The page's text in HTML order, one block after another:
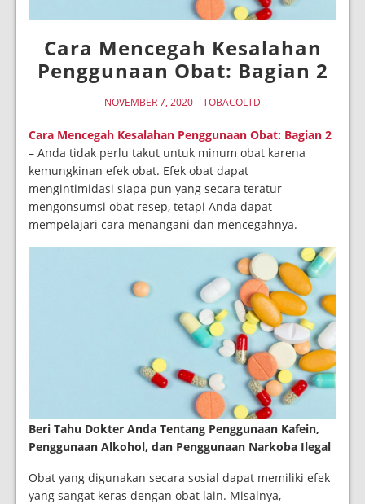
Cara Mencegah Kesalahan
Penggunaan Obat: Bagian 2
NOVEMBER 7, 2020 TOBACOLTD
Cara Mencegah Kesalahan Penggunaan Obat: Bagian 2
– Anda tidak perlu takut untuk minum obat karena
kemungkinan efek obat. Efek obat dapat
mengintimidasi siapa pun yang secara teratur
mengonsumsi obat resep, tetapi Anda dapat
mempelajari cara menangani dan mencegahnya.
Beri Tahu Dokter Anda Tentang Penggunaan Kafein,
Penggunaan Alkohol, dan Penggunaan Narkoba Ilegal
Obat yang digunakan secara sosial dapat memiliki efek
yang sangat keras dengan obat lain. Misalnya,